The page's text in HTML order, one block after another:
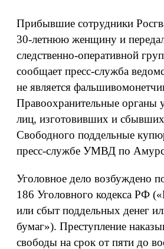
Прибывшие сотрудники
30-летнюю женщину и
следственно-оперативной
сообщает пресс-служба
не является
Правоохранительные органы
лиц, изготовивших и
Свободного поддельные
пресс-службе УМВД по
Уголовное дело возбуждено
186 Уголовного кодекса РФ
или сбыт поддельных денег
бумаг»). Преступление
свободы на срок от пяти до